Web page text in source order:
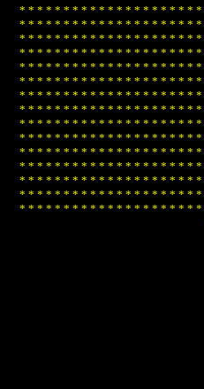
* * * * * * * * * * * * * * * * * * * * *
* * * * * * * * * * * * * * * * * * * * *
* * * * * * * * * * * * * * * * * * * * *
* * * * * * * * * * * * * * * * * * * * *
* * * * * * * * * * * * * * * * * * * * *
* * * * * * * * * * * * * * * * * * * * *
* * * * * * * * * * * * * * * * * * * * *
* * * * * * * * * * * * * * * * * * * * *
* * * * * * * * * * * * * * * * * * * * *
* * * * * * * * * * * * * * * * * * * * *
* * * * * * * * * * * * * * * * * * * * *
* * * * * * * * * * * * * * * * * * * * *
* * * * * * * * * * * * * * * * * * * * *
* * * * * * * * * * * * * * * * * * * * *
* * * * * * * * * * * * * * * * * * * * *